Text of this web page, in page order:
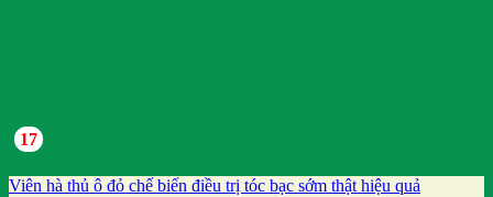
17
Viên hà thủ ô đỏ chế biến điều trị tóc bạc sớm thật hiệu quả